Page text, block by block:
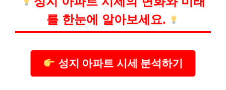
를 한눈에 알아보세요.
성지 아파트 시세 분석하기